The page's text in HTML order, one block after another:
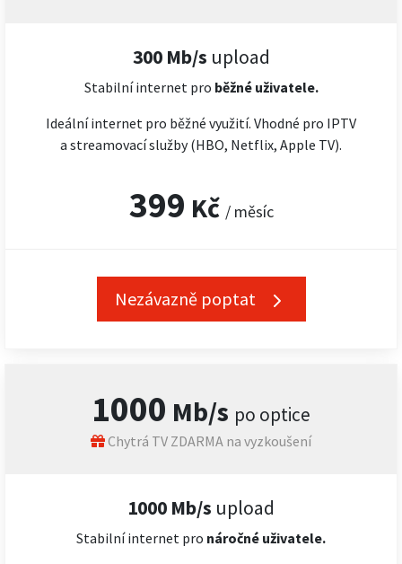
300 Mb/s upload
Stabilní internet pro běžné uživatele.
Ideální internet pro běžné využití. Vhodné pro IPTV
a streamovací služby (HBO, Netflix, Apple TV).
399 Kč / měsíc
Nezávazně poptat
1000 Mb/s po optice
Chytrá TV ZDARMA na vyzkoušení
1000 Mb/s upload
Stabilní internet pro náročné uživatele.